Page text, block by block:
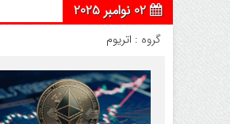
02 نوامبر 2025
گروه : اتریوم